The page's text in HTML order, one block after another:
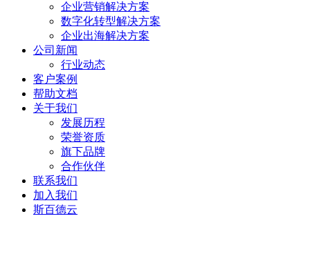
企业营销解决方案
数字化转型解决方案
企业出海解决方案
公司新闻
行业动态
客户案例
帮助文档
关于我们
发展历程
荣誉资质
旗下品牌
合作伙伴
联系我们
加入我们
斯百德云